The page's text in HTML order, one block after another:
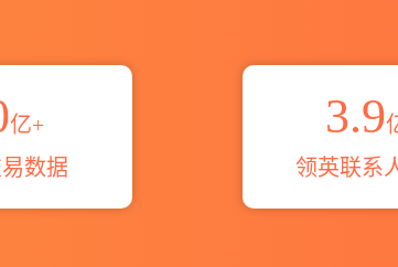
亿+
数据
3.9
领英联系